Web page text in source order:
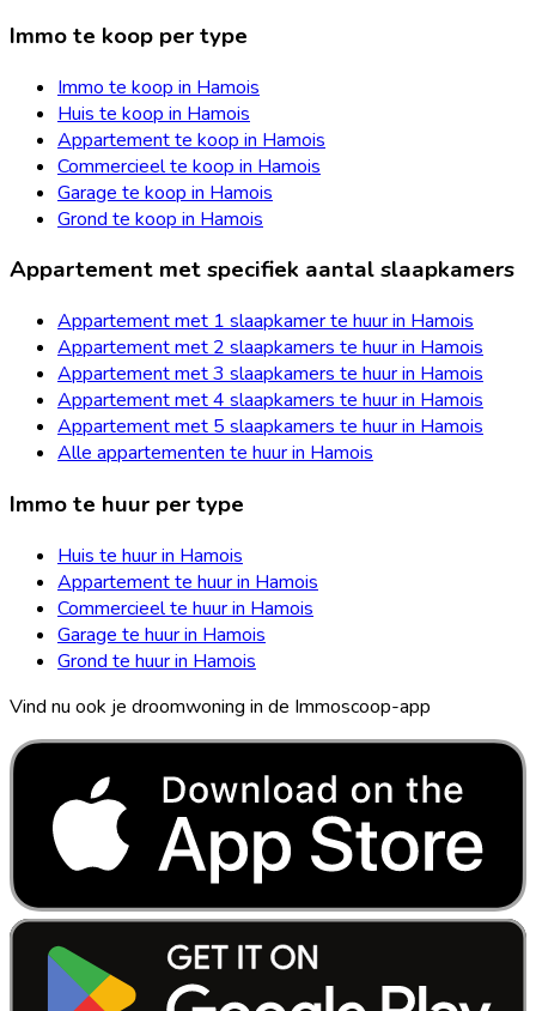
Immo te koop per type
Immo te koop in Hamois
Huis te koop in Hamois
Appartement te koop in Hamois
Commercieel te koop in Hamois
Garage te koop in Hamois
Grond te koop in Hamois
Appartement met specifiek aantal slaapkamers
Appartement met 1 slaapkamer te huur in Hamois
Appartement met 2 slaapkamers te huur in Hamois
Appartement met 3 slaapkamers te huur in Hamois
Appartement met 4 slaapkamers te huur in Hamois
Appartement met 5 slaapkamers te huur in Hamois
Alle appartementen te huur in Hamois
Immo te huur per type
Huis te huur in Hamois
Appartement te huur in Hamois
Commercieel te huur in Hamois
Garage te huur in Hamois
Grond te huur in Hamois
Vind nu ook je droomwoning in de Immoscoop-app